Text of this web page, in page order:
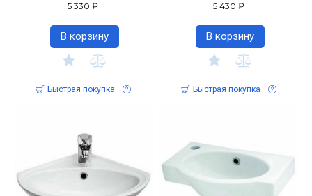
5 330 ₽
В корзину
Быстрая покупка
5 430 ₽
В корзину
Быстрая покупка